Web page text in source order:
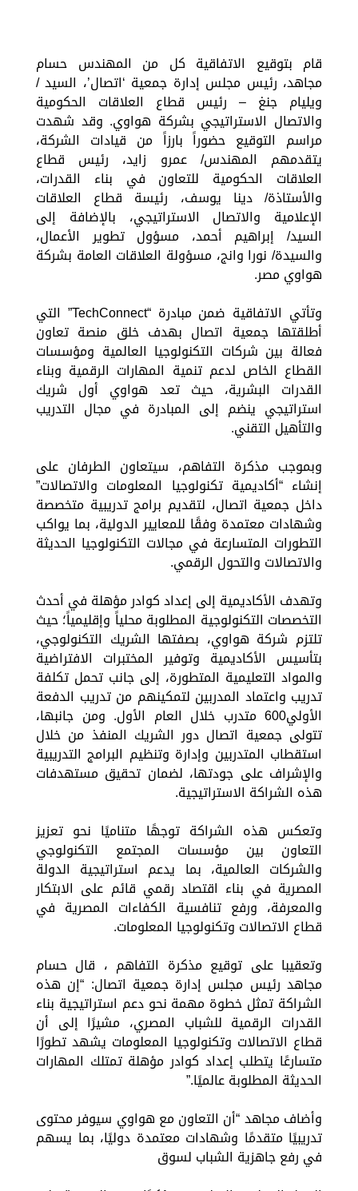
قام بتوقيع الاتفاقية كل من المهندس حسام
مجاهد، رئيس مجلس إدارة جمعية ‘اتصال’، السيد /
ويليام جنغ – رئيس قطاع العلاقات الحكومية
والاتصال الاستراتيجي بشركة هواوي. وقد شهدت
مراسم التوقيع حضوراً بارزاً من قيادات الشركة،
يتقدمهم المهندس/ عمرو زايد، رئيس قطاع
العلاقات الحكومية للتعاون في بناء القدرات،
والأستاذة/ دينا يوسف، رئيسة قطاع العلاقات
الإعلامية والاتصال الاستراتيجي، بالإضافة إلى
السيد/ إبراهيم أحمد، مسؤول تطوير الأعمال،
والسيدة/ نورا وانج، مسؤولة العلاقات العامة بشركة
هواوي مصر.
وتأتي الاتفاقية ضمن مبادرة “TechConnect” التي
أطلقتها جمعية اتصال بهدف خلق منصة تعاون
فعالة بين شركات التكنولوجيا العالمية ومؤسسات
القطاع الخاص لدعم تنمية المهارات الرقمية وبناء
القدرات البشرية، حيث تعد هواوي أول شريك
استراتيجي ينضم إلى المبادرة في مجال التدريب
والتأهيل التقني.
وبموجب مذكرة التفاهم، سيتعاون الطرفان على
إنشاء “أكاديمية تكنولوجيا المعلومات والاتصالات”
داخل جمعية اتصال، لتقديم برامج تدريبية متخصصة
وشهادات معتمدة وفقًا للمعايير الدولية، بما يواكب
التطورات المتسارعة في مجالات التكنولوجيا الحديثة
والاتصالات والتحول الرقمي.
وتهدف الأكاديمية إلى إعداد كوادر مؤهلة في أحدث
التخصصات التكنولوجية المطلوبة محلياً وإقليمياً؛ حيث
تلتزم شركة هواوي، بصفتها الشريك التكنولوجي،
بتأسيس الأكاديمية وتوفير المختبرات الافتراضية
والمواد التعليمية المتطورة، إلى جانب تحمل تكلفة
تدريب واعتماد المدربين لتمكينهم من تدريب الدفعة
الأولي600 متدرب خلال العام الأول. ومن جانبها،
تتولى جمعية اتصال دور الشريك المنفذ من خلال
استقطاب المتدربين وإدارة وتنظيم البرامج التدريبية
والإشراف على جودتها، لضمان تحقيق مستهدفات
هذه الشراكة الاستراتيجية.
وتعكس هذه الشراكة توجهًا متناميًا نحو تعزيز
التعاون بين مؤسسات المجتمع التكنولوجي
والشركات العالمية، بما يدعم استراتيجية الدولة
المصرية في بناء اقتصاد رقمي قائم على الابتكار
والمعرفة، ورفع تنافسية الكفاءات المصرية في
قطاع الاتصالات وتكنولوجيا المعلومات.
وتعقيبا على توقيع مذكرة التفاهم ، قال حسام
مجاهد رئيس مجلس إدارة جمعية اتصال: “إن هذه
الشراكة تمثل خطوة مهمة نحو دعم استراتيجية بناء
القدرات الرقمية للشباب المصري، مشيرًا إلى أن
قطاع الاتصالات وتكنولوجيا المعلومات يشهد تطورًا
متسارعًا يتطلب إعداد كوادر مؤهلة تمتلك المهارات
الحديثة المطلوبة عالميًا.”
وأضاف مجاهد “أن التعاون مع هواوي سيوفر محتوى
تدريبيًا متقدمًا وشهادات معتمدة دوليًا، بما يسهم
في رفع جاهزية الشباب لسوق